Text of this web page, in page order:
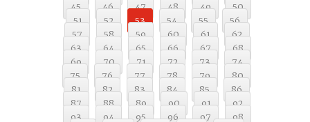
45
46 47 48 49
50
51
52 53 54 55
56
57
58 59 60 61
62
63
64 65 66 67
68
69
70 71 72 73
74
75
76 77 78 79
80
81
82 83 84 85
86
87
88 89 90 91
92
93
94 95 96 97
98